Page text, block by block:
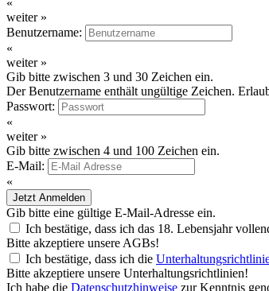
weiter »
Benutzername:
«
weiter »
Gib bitte zwischen 3 und 30 Zeichen ein.
Der Benutzername enthält ungültige Zeichen.
Passwort:
«
weiter »
Gib bitte zwischen 4 und 100 Zeichen ein.
E-Mail:
«
Jetzt Anmelden
Gib bitte eine gültige E-Mail-Adresse ein.
Ich bestätige, dass ich das 18. Lebensjahr
Bitte akzeptiere unsere AGBs!
Ich bestätige, dass ich die
Bitte akzeptiere unsere Unterhaltungsrichtlinien!
Ich habe die Datenschutzhinweise zur Kenntnis